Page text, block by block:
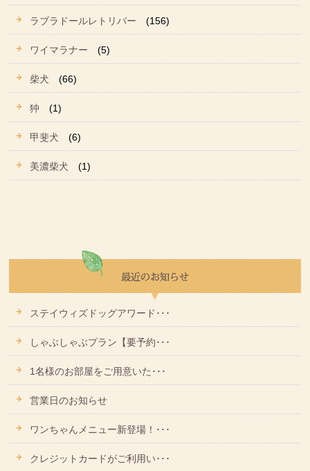
ラブラドールレトリバー (156)
ワイマラナー (5)
柴犬 (66)
狆 (1)
甲斐犬 (6)
美濃柴犬 (1)
ステイウィズドッグアワード･･･
しゃぶしゃぶプラン【要予約･･･
1名様のお部屋をご用意いた･･･
営業日のお知らせ
ワンちゃんメニュー新登場！･･･
クレジットカードがご利用い･･･